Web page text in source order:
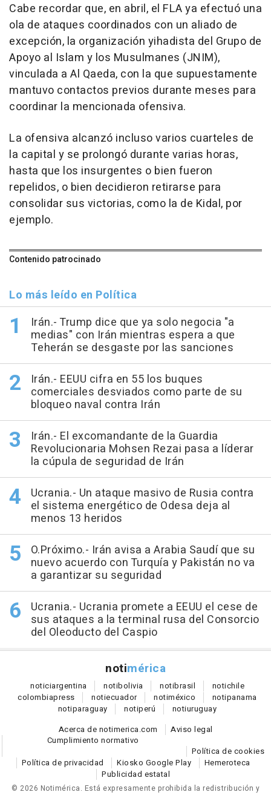
Cabe recordar que, en abril, el FLA ya efectuó una
ola de ataques coordinados con un aliado de
excepción, la organización yihadista del Grupo de
Apoyo al Islam y los Musulmanes (JNIM),
vinculada a Al Qaeda, con la que supuestamente
mantuvo contactos previos durante meses para
coordinar la mencionada ofensiva.
La ofensiva alcanzó incluso varios cuarteles de
la capital y se prolongó durante varias horas,
hasta que los insurgentes o bien fueron
repelidos, o bien decidieron retirarse para
consolidar sus victorias, como la de Kidal, por
ejemplo.
Contenido patrocinado
Lo más leído en Política
Irán.- Trump dice que ya solo negocia "a
medias" con Irán mientras espera a que
Teherán se desgaste por las sanciones
Irán.- EEUU cifra en 55 los buques
comerciales desviados como parte de su
bloqueo naval contra Irán
Irán.- El excomandante de la Guardia
Revolucionaria Mohsen Rezai pasa a líderar
la cúpula de seguridad de Irán
Ucrania.- Un ataque masivo de Rusia contra
el sistema energético de Odesa deja al
menos 13 heridos
O.Próximo.- Irán avisa a Arabia Saudí que su
nuevo acuerdo con Turquía y Pakistán no va
a garantizar su seguridad
Ucrania.- Ucrania promete a EEUU el cese de
sus ataques a la terminal rusa del Consorcio
del Oleoducto del Caspio
notimérica
noticiargentina notibolivia notibrasil notichile
colombiapress notiecuador notiméxico notipanama
notiparaguay notiperú notiuruguay
Acerca de notimerica.com
Aviso legal
Cumplimiento normativo
Política de cookies
Política de privacidad
Kiosko Google Play
Hemeroteca
Publicidad estatal
© 2026 Notimérica. Está expresamente prohibida la redistribución y